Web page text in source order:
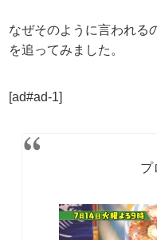
なぜそのように言われる
を追ってみました。
[ad#ad-1]
プ